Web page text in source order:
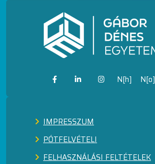
N[h] N[o]
IMPRESSZUM
PÓTFELVÉTELI
FELHASZNÁLÁSI FELTÉTELEK